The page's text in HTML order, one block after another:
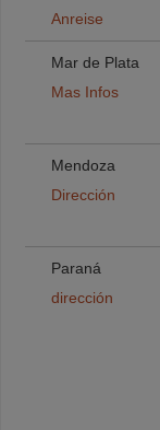
Anreise
Mar de Plata
Mas Infos
Mendoza
Dirección
Paraná
dirección